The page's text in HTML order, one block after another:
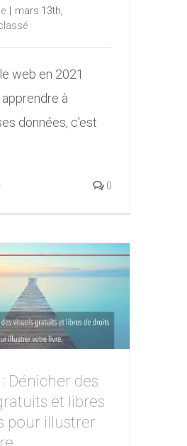
mars 13th,
web en 2021
à
données, c'est
0
: Dénicher des
et libres de
illustrer votre
Dénicher des
et libres
pour illustrer